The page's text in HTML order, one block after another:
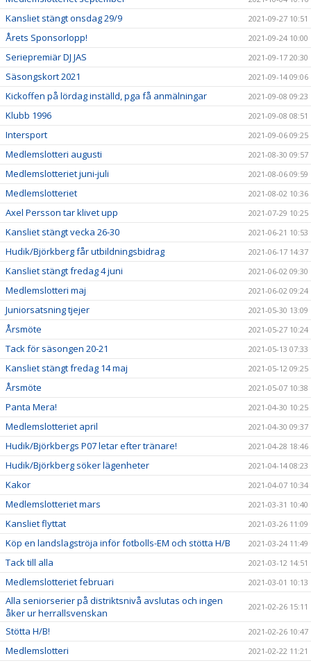
Kansliet stängt onsdag 29/9 2021-09-27 10:51
Årets Sponsorlopp! 2021-09-24 10:00
Seriepremiär DJ JAS 2021-09-17 20:30
Säsongskort 2021 2021-09-14 09:06
Kickoffen på lördag inställd, pga få anmälningar 2021-09-08 09:23
Klubb 1996 2021-09-08 08:51
Intersport 2021-09-06 09:25
Medlemslotteri augusti 2021-08-30 09:57
Medlemslotteriet juni-juli 2021-08-06 09:59
Medlemslotteriet 2021-08-02 10:36
Axel Persson tar klivet upp 2021-07-29 10:25
Kansliet stängt vecka 26-30 2021-06-21 10:53
Hudik/Björkberg får utbildningsbidrag 2021-06-17 14:37
Kansliet stängt fredag 4 juni 2021-06-02 09:30
Medlemslotteri maj 2021-06-02 09:24
Juniorsatsning tjejer 2021-05-30 13:09
Årsmöte 2021-05-27 10:24
Tack för säsongen 20-21 2021-05-13 07:33
Kansliet stängt fredag 14 maj 2021-05-12 09:25
Årsmöte 2021-05-07 10:38
Panta Mera! 2021-04-30 10:25
Medlemslotteriet april 2021-04-30 09:37
Hudik/Björkbergs P07 letar efter tränare! 2021-04-28 18:46
Hudik/Björkberg söker lägenheter 2021-04-14 08:23
Kakor 2021-04-07 10:34
Medlemslotteriet mars 2021-03-31 10:40
Kansliet flyttat 2021-03-26 11:09
Köp en landslagströja inför fotbolls-EM och stötta H/B 2021-03-24 11:49
Tack till alla 2021-03-12 14:51
Medlemslotteriet februari 2021-03-01 10:13
Alla seniorserier på distriktsnivå avslutas och ingen
åker ur herrallsvenskan
2021-02-26 15:11
Stötta H/B! 2021-02-26 10:47
Medlemslotteri 2021-02-22 11:21